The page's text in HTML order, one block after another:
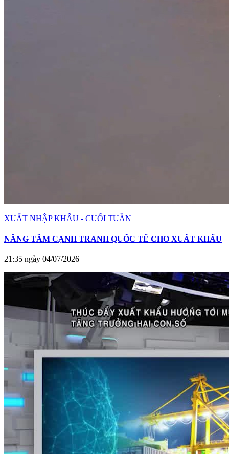
XUẤT NHẬP KHẨU - CUỐI TUẦN
NÂNG TẦM CẠNH TRANH QUỐC TẾ CHO XUẤT KHẨU
21:35 ngày 04/07/2026